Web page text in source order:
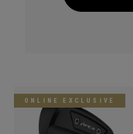
ONLINE EXCLUSIVE